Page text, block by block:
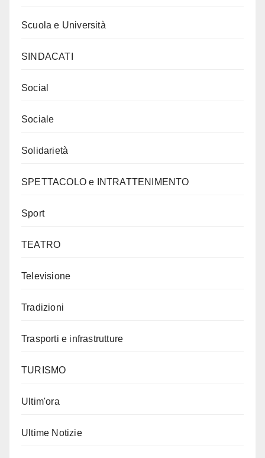
Scuola e Università
SINDACATI
Social
Sociale
Solidarietà
SPETTACOLO e INTRATTENIMENTO
Sport
TEATRO
Televisione
Tradizioni
Trasporti e infrastrutture
TURISMO
Ultim'ora
Ultime Notizie